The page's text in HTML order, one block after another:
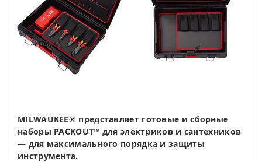
MILWAUKEE® представляет готовые и сборные
наборы PACKOUT™ для электриков и сантехников
— для максимального порядка и защиты
инструмента.